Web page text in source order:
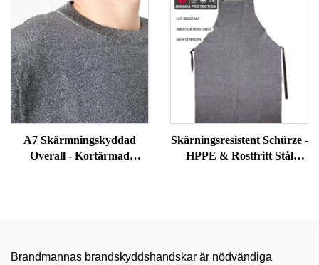
A7 Skärmningskyddad
Overall - Kortärmad
Skärningsresistent Schürze -
HPPE & Rostfritt Stål
Brandmannas brandskyddshandskar är nödvändiga